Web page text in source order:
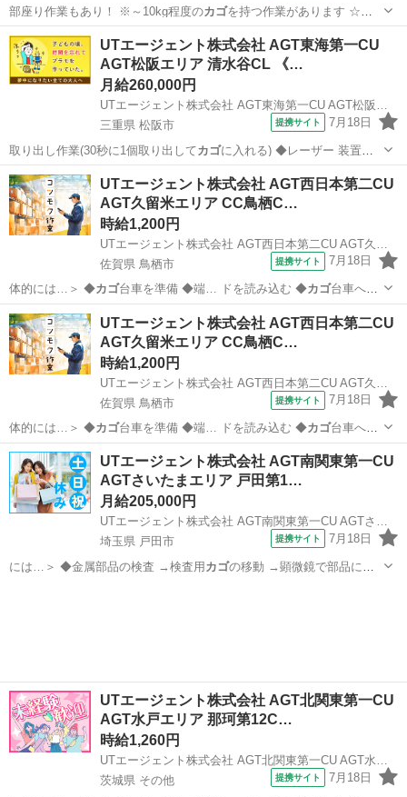
部座り作業もあり！ ※～10kg程度のカゴを持つ作業があります ☆空
調完備で快…
愛知 春日井市
UTエージェント株式会社 AGT東海第一CU
AGT松阪エリア 清水谷CL 《…
月給260,000円
UTエージェント株式会社 AGT東海第一CU AGT松阪エリア 清水谷CL 《JYYF1C》
三重県 松阪市
提携サイト 7月18日
取り出し作業(30秒に1個取り出してカゴに入れる) ◆レーザー 装置に
製品…
三重 松阪市
UTエージェント株式会社 AGT西日本第二CU
AGT久留米エリア CC鳥栖C…
時給1,200円
佐賀県 鳥栖市
提携サイト 7月18日
体的には…＞ ◆カゴ 台車を準備 ◆端… ドを読み込む ◆カゴ台車へ製
品をピッキ…
佐賀 鳥栖市
UTエージェント株式会社 AGT西日本第二CU
AGT久留米エリア CC鳥栖C…
時給1,200円
佐賀県 鳥栖市
提携サイト 7月18日
体的には…＞ ◆カゴ 台車を準備 ◆端… ドを読み込む ◆カゴ台車へ製
品をピッキ…
佐賀 鳥栖市 倉庫管理
UTエージェント株式会社 AGT南関東第一CU
AGTさいたまエリア 戸田第1…
月給205,000円
UTエージェント株式会社 AGT南関東第一CU AGTさいたまエリア 戸田第15CL《Jdyb1C》
埼玉県 戸田市
提携サイト 7月18日
には…＞ ◆金属部品の検査 →検査用 カゴの移動 →顕微鏡で部品に傷
UTエージェント株式会社 AGT北関東第一CU
AGT水戸エリア 那珂第12C…
時給1,260円
UTエージェント株式会社 AGT北関東第一CU AGT水戸エリア 那珂第12CL 《Jdfd1C》
茨城県 その他
提携サイト 7月18日